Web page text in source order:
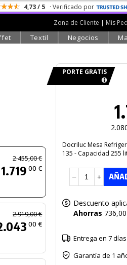
4,73 / 5 · Verificado por
Zona de Cliente | Mis
Textil Negocios
2.455,00 €
1.719 00 €
2.919,00 €
00 €
PORTE GRATIS
Docriluc Mesa
135 - Capacidad 255
– +
Descuento
Ahorras
Entrega en 7
Garantía de 1